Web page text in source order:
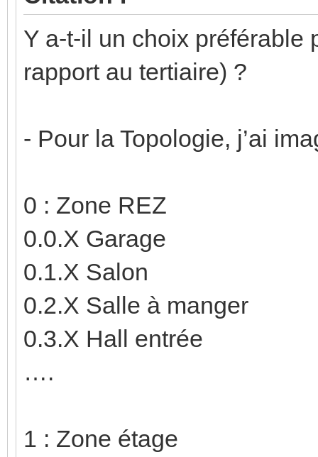
Y a-t-il un choix préférable
rapport au tertiaire) ?
- Pour la Topologie, j’ai
0 : Zone REZ
0.0.X Garage
0.1.X Salon
0.2.X Salle à manger
0.3.X Hall entrée
….
1 : Zone étage